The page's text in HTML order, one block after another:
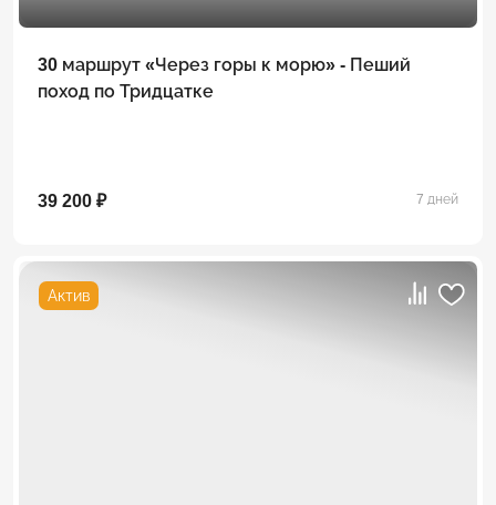
30 маршрут «Через горы к морю» - Пеший
поход по Тридцатке
39 200 ₽ 7 дней
Актив